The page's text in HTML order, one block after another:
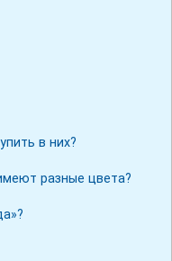
в них?
разные цвета?